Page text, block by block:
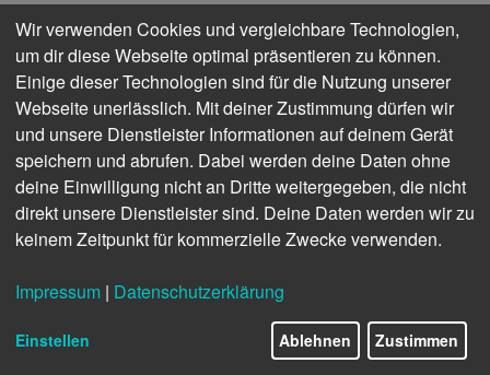
versorgt hatte, schob er nach: »40 Prozent höre ich mit
dem Gerät, 40 Prozent lese ich Lippen ab und 20 Prozent
denke ich mir.« Ich ging in mein Büro und suchte nach
einem passenden Fachbetrieb in seiner Nähe. So wollte
ich ihn jedenfalls nicht weiter durchs Leben gehen
lassen.
Als ich einige Wochen später in dem Betrieb anrief,
erklärte mir der Akustiker, dass er wortwörtlich »viel
Spaß« mit Herrn Rothmann gehabt hätte. Unabhängig
Herr Rothmann über eine »abenteuerliche«
Schlauchhalterung verfügt hätte und lediglich eine
Verstärkung von zwei bis drei dB festzustellen gewesen
wäre, sei er in einem Punkt besonders genervt: Herr
Wir verwenden Cookies und vergleichbare Technologien,
um dir diese Webseite optimal präsentieren zu können.
Einige dieser Technologien sind für die Nutzung unserer
Webseite unerlässlich. Mit deiner Zustimmung dürfen wir
und unsere Dienstleister Informationen auf deinem Gerät
speichern und abrufen. Dabei werden deine Daten ohne
deine Einwilligung nicht an Dritte weitergegeben, die nicht
direkt unsere Dienstleister sind. Deine Daten werden wir zu
keinem Zeitpunkt für kommerzielle Zwecke verwenden.
Impressum | Datenschutzerklärung
Einstellen Ablehnen Zustimmen